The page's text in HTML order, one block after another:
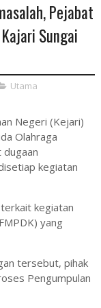
Pejabat
Sungai
Utama
Negeri (Kejari)
Olahraga
kegiatan
kegiatan
yang
tersebut, pihak
Pengumpulan